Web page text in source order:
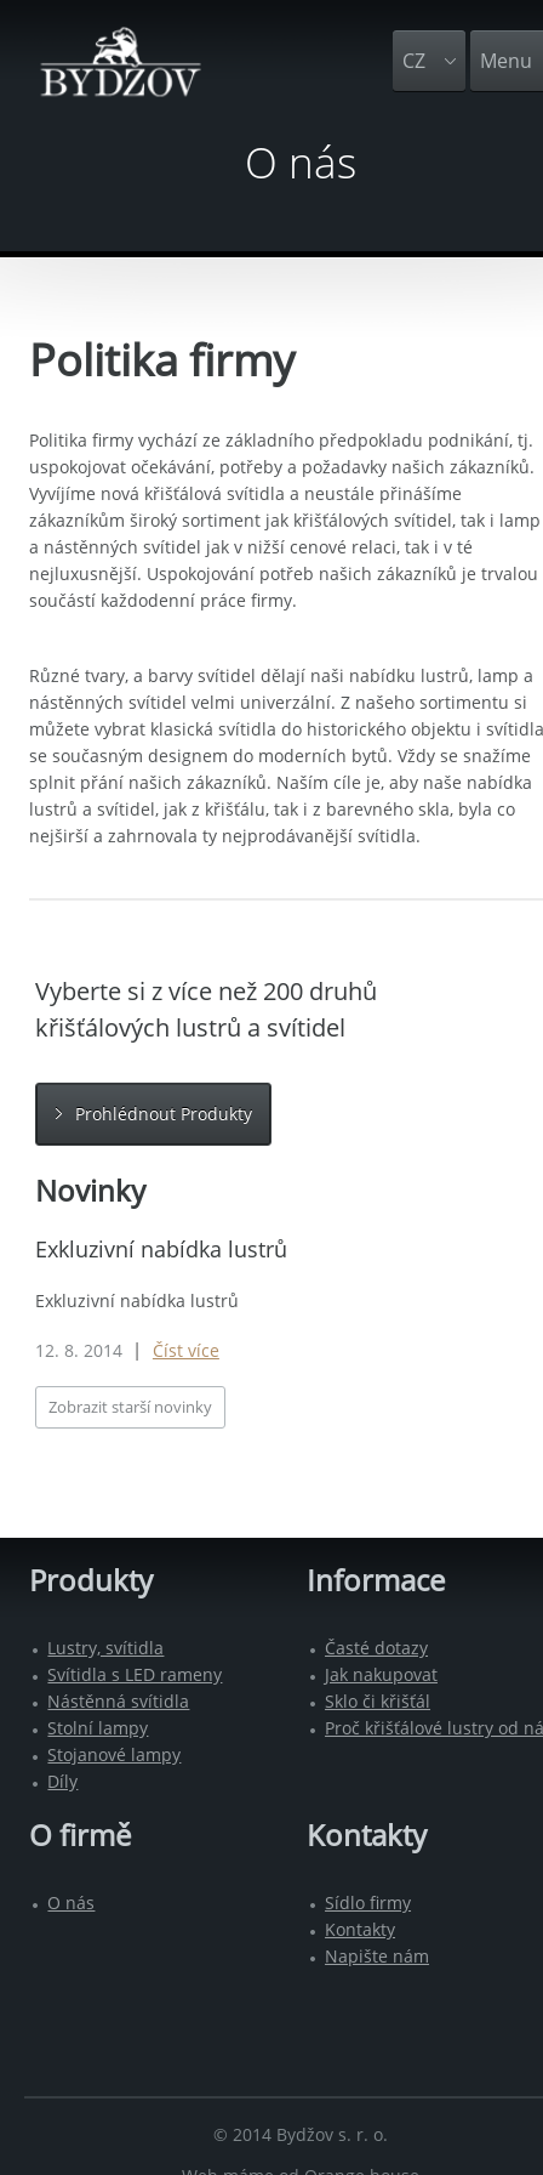
Menu
CZ
O nás
Politika firmy
Politika firmy vychází ze základního předpokladu podnikání, tj.
uspokojovat očekávání, potřeby a požadavky našich zákazníků.
Vyvíjíme nová křišťálová svítidla a neustále přinášíme
zákazníkům široký sortiment jak křišťálových svítidel, tak i lamp
a nástěnných svítidel jak v nižší cenové relaci, tak i v té
nejluxusnější. Uspokojování potřeb našich zákazníků je trvalou
součástí každodenní práce firmy.
Různé tvary, a barvy svítidel dělají naši nabídku lustrů, lamp a
nástěnných svítidel velmi univerzální. Z našeho sortimentu si
můžete vybrat klasická svítidla do historického objektu i
se současným designem do moderních bytů. Vždy se snažíme
splnit přání našich zákazníků. Naším cíle je, aby naše nabídka
lustrů a svítidel, jak z křišťálu, tak i z barevného skla, byla co
nejširší a zahrnovala ty nejprodávanější svítidla.
Vyberte si z více než 200 druhů
křišťálových lustrů a svítidel
Prohlédnout Produkty
Novinky
Exkluzivní nabídka lustrů
Exkluzivní nabídka lustrů
12. 8. 2014 Číst více
Zobrazit starší novinky
Produkty
Lustry, svítidla
Svítidla s LED rameny
Nástěnná svítidla
Stolní lampy
Stojanové lampy
Díly
Informace
Časté dotazy
Jak nakupovat
Sklo či křišťál
Proč křišťálové lustry od
O firmě
O nás
Kontakty
Sídlo firmy
Kontakty
Napište nám
© 2014 Bydžov s. r. o.